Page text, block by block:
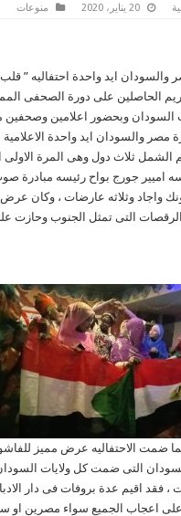
20 يناير، 2020 منوعات
وبحضور اعلامين وصحفين
مصر والسودان ايد واحدة
الشمل ثلاث دول وهى المرة
اميير جورج بواح رئيسه مبادرة
واجاد وثلاثه عارضات ، وكان
التى تمثل الجنوب وحازت
ضمت الاحتفاليه عرض مميز
التى ضمت كل ولايات
، فقد اقيم عدة بروفات فى دار
اعجاب الجميع سواء مصرين او